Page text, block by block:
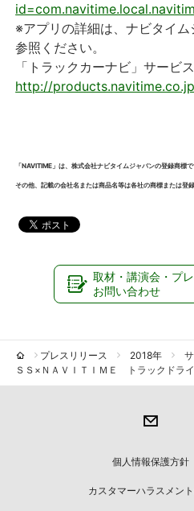
※アプリの詳細は、ナビタイ
参照ください。
「トラックカーナビ」サービ
http://
「NAVITIME」は、株式会社ナビタイムジャパンの登録商標で
その他、記載の会社名または商品名等は各社の商標または登録
取材・講演会・プ
お問い合わせ
プレスリリース 2018年
ＳＳ×ＮＡＶＩＴＩＭＥ トラックドラ
個人情報保護方針
カスタマーハラスメン